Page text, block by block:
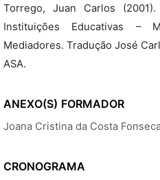
Torrego, Juan Carlos
Instituições Educativas –
Mediadores. Tradução José
ASA.
ANEXO(S) FORMADOR
Joana Cristina da Costa
CRONOGRAMA